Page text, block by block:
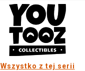
Wszystko z tej serii